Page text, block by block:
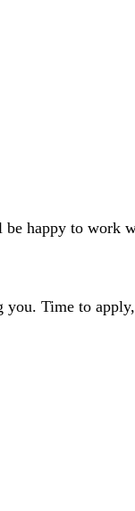
happy to work
you. Time to